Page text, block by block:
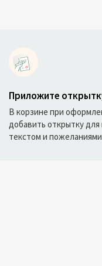
Приложите
В корзине при
добавить открытку
текстом и пожеланиями